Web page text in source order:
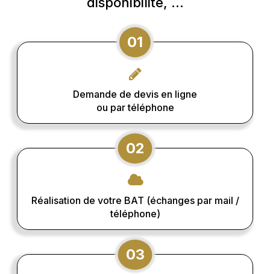
01
Demande de devis en ligne
ou par téléphone
02
Réalisation de votre BAT (échanges par mail /
téléphone)
03